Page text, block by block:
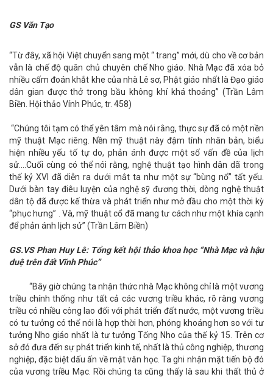
GS Văn Tạo
“Từ đây, xã hội Việt chuyển sang một “ trang” mới, dù cho về cơ bản
vẫn là chế độ quân chủ chuyên chế Nho giáo. Nhà Mạc đã xóa bỏ
nhiều cấm đoán khắt khe của nhà Lê sơ, Phật giáo nhất là Đạo giáo
dân gian được thở trong bầu không khí khá thoáng” (Trần Lâm
Biền. Hội thảo Vính Phúc, tr. 458)
“Chúng tôi tạm có thể yên tâm mà nói rằng, thực sự đã có một nền
mỹ thuật Mạc riêng. Nền mỹ thuật này đậm tính nhân bản, biểu
hiện nhiều yếu tố tự do, phản ánh được một số vấn đề của lịch
sử….Cuối cùng có thể nói rằng, nghệ thuật tạo hình dân dã trong
thế kỷ XVI đã diễn ra dưới mắt ta như một sự “bùng nổ” tất yếu.
Dưới bàn tay điêu luyện của nghệ sỹ đương thời, dòng nghệ thuật
dân tộ đã được kế thừa và phát triển như mở đầu cho một thời kỳ
“phục hưng” . Và, mỹ thuật cổ đã mang tư cách như một khía cạnh
để phản ánh lịch sử” (Trần Lâm Biền)
GS.VS Phan Huy Lê: Tổng kết hội thảo khoa học “Nhà Mạc và hậu
duệ trên đất Vĩnh Phúc”
“Bây giờ chúng ta nhận thức nhà Mạc không chỉ là một vương
triều chính thống như tất cả các vương triều khác, rõ ràng vương
triều có nhiều công lao đối với phát triển đất nước, một vương triều
có tư tưởng có thể nói là hợp thời hơn, phóng khoáng hơn so với tư
tưởng Nho giáo nhất là tư tưởng Tống Nho của thế kỷ 15. Trên cơ
sở đó đưa đến sự phát triển kinh tế, nhất là thủ công nghiệp, thương
nghiệp, đặc biệt dấu ấn về mặt văn học. Ta ghi nhận mặt tiến bộ đó
của vương triều Mạc. Rồi chúng ta cũng thấy là sau khi thất thủ ở